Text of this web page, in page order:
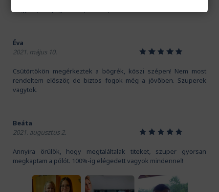
Éva
2021. május 10.
12345
Csütörtökön megérkeztek a bögrék, köszi szépen! Nem most
rendeltem először, de biztos fogok még a jövőben. Szuperek
vagytok.
Beáta
2021. augusztus 2.
12345
Annyira örülök, hogy megtaláltalak titeket, szuper gyorsan
megkaptam a pólót. 100%-ig elégedett vagyok mindennel!